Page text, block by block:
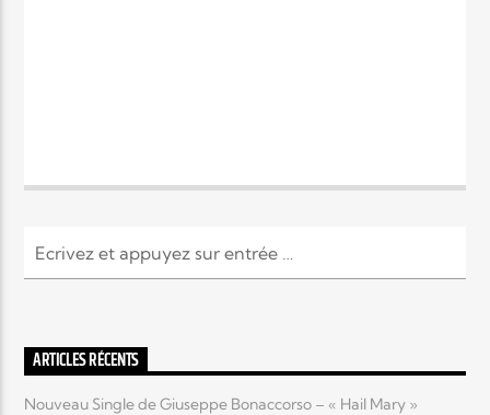
ARTICLES RÉCENTS
Nouveau Single de Giuseppe Bonaccorso – « Hail Mary »